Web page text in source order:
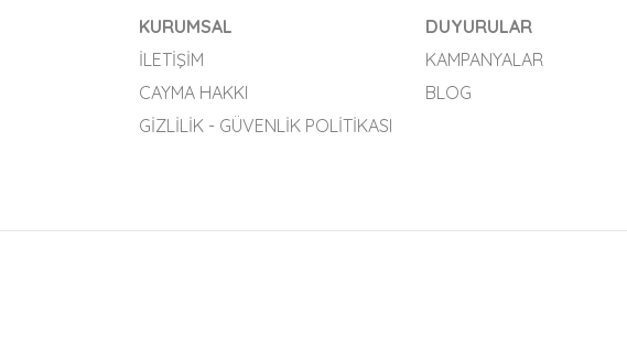
KURUMSAL
İLETIŞIM
CAYMA HAKKI
GIZLILIK - GÜVENLIK POLITIKASI
DUYURULAR
KAMPANYALAR
BLOG